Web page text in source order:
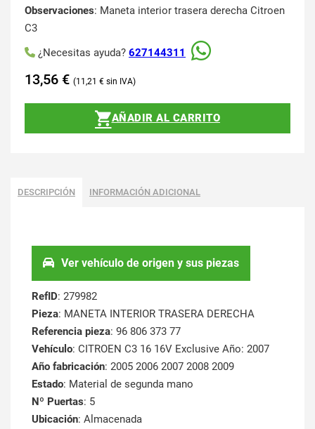
Observaciones: Maneta interior trasera derecha Citroen
C3
¿Necesitas ayuda? 627144311
13,56 € 11,21 €
AÑADIR AL CARRITO
DESCRIPCIÓN INFORMACIÓN ADICIONAL
Ver vehículo de origen y sus piezas
RefID: 279982
Pieza: MANETA INTERIOR TRASERA DERECHA
Referencia pieza: 96 806 373 77
Vehículo: CITROEN C3 16 16V Exclusive Año: 2007
Año fabricación: 2005 2006 2007 2008 2009
Estado: Material de segunda mano
Nº Puertas: 5
Ubicación: Almacenada